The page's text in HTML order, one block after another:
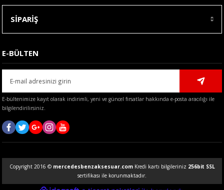
SİPARİŞ
E-BÜLTEN
E-bültenimize kayıt olarak indirimli, yeni ve güncel fırsatlar hakkında e-posta aracılığı ile
bilgilendirilirsiniz.
Copyright 2016 © mercedesbenzaksesuar.comKredi kartı bilgileriniz 256bit SSL
sertifikası ile korunmaktadır.